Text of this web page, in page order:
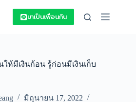
มาเป็นเพื่อนกัน
ให้มีเงินก้อน รู้ก่อนมีเงินเก็บ
มิถุนายน 17, 2022